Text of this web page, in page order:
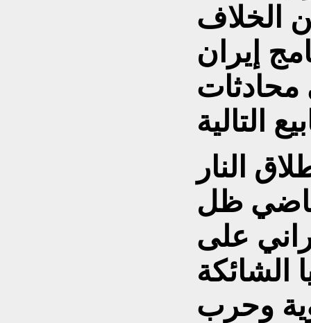
الخلاف
إيران
محادثات
النار
ظل
على
وحرب